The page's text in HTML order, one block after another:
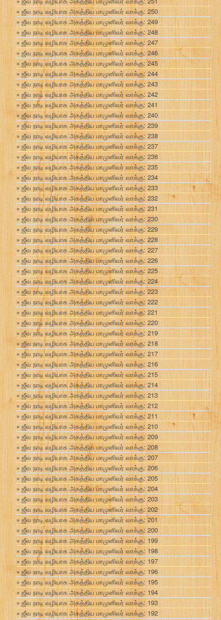
ஜீவ நாடி வழியாக அகத்திய மாமுனிவர் வாக்கு: 250
ஜீவ நாடி வழியாக அகத்திய மாமுனிவர் வாக்கு: 249
ஜீவ நாடி வழியாக அகத்திய மாமுனிவர் வாக்கு: 248
ஜீவ நாடி வழியாக அகத்திய மாமுனிவர் வாக்கு: 247
ஜீவ நாடி வழியாக அகத்திய மாமுனிவர் வாக்கு: 246
ஜீவ நாடி வழியாக அகத்திய மாமுனிவர் வாக்கு: 245
ஜீவ நாடி வழியாக அகத்திய மாமுனிவர் வாக்கு: 244
ஜீவ நாடி வழியாக அகத்திய மாமுனிவர் வாக்கு: 243
ஜீவ நாடி வழியாக அகத்திய மாமுனிவர் வாக்கு: 242
ஜீவ நாடி வழியாக அகத்திய மாமுனிவர் வாக்கு: 241
ஜீவ நாடி வழியாக அகத்திய மாமுனிவர் வாக்கு: 240
ஜீவ நாடி வழியாக அகத்திய மாமுனிவர் வாக்கு: 239
ஜீவ நாடி வழியாக அகத்திய மாமுனிவர் வாக்கு: 238
ஜீவ நாடி வழியாக அகத்திய மாமுனிவர் வாக்கு: 237
ஜீவ நாடி வழியாக அகத்திய மாமுனிவர் வாக்கு: 236
ஜீவ நாடி வழியாக அகத்திய மாமுனிவர் வாக்கு: 235
ஜீவ நாடி வழியாக அகத்திய மாமுனிவர் வாக்கு: 234
ஜீவ நாடி வழியாக அகத்திய மாமுனிவர் வாக்கு: 233
ஜீவ நாடி வழியாக அகத்திய மாமுனிவர் வாக்கு: 232
ஜீவ நாடி வழியாக அகத்திய மாமுனிவர் வாக்கு: 231
ஜீவ நாடி வழியாக அகத்திய மாமுனிவர் வாக்கு: 230
ஜீவ நாடி வழியாக அகத்திய மாமுனிவர் வாக்கு: 229
ஜீவ நாடி வழியாக அகத்திய மாமுனிவர் வாக்கு: 228
ஜீவ நாடி வழியாக அகத்திய மாமுனிவர் வாக்கு: 227
ஜீவ நாடி வழியாக அகத்திய மாமுனிவர் வாக்கு: 226
ஜீவ நாடி வழியாக அகத்திய மாமுனிவர் வாக்கு: 225
ஜீவ நாடி வழியாக அகத்திய மாமுனிவர் வாக்கு: 224
ஜீவ நாடி வழியாக அகத்திய மாமுனிவர் வாக்கு: 223
ஜீவ நாடி வழியாக அகத்திய மாமுனிவர் வாக்கு: 222
ஜீவ நாடி வழியாக அகத்திய மாமுனிவர் வாக்கு: 221
ஜீவ நாடி வழியாக அகத்திய மாமுனிவர் வாக்கு: 220
ஜீவ நாடி வழியாக அகத்திய மாமுனிவர் வாக்கு: 219
ஜீவ நாடி வழியாக அகத்திய மாமுனிவர் வாக்கு: 218
ஜீவ நாடி வழியாக அகத்திய மாமுனிவர் வாக்கு: 217
ஜீவ நாடி வழியாக அகத்திய மாமுனிவர் வாக்கு: 216
ஜீவ நாடி வழியாக அகத்திய மாமுனிவர் வாக்கு: 215
ஜீவ நாடி வழியாக அகத்திய மாமுனிவர் வாக்கு: 214
ஜீவ நாடி வழியாக அகத்திய மாமுனிவர் வாக்கு: 213
ஜீவ நாடி வழியாக அகத்திய மாமுனிவர் வாக்கு: 212
ஜீவ நாடி வழியாக அகத்திய மாமுனிவர் வாக்கு: 211
ஜீவ நாடி வழியாக அகத்திய மாமுனிவர் வாக்கு: 210
ஜீவ நாடி வழியாக அகத்திய மாமுனிவர் வாக்கு: 209
ஜீவ நாடி வழியாக அகத்திய மாமுனிவர் வாக்கு: 208
ஜீவ நாடி வழியாக அகத்திய மாமுனிவர் வாக்கு: 207
ஜீவ நாடி வழியாக அகத்திய மாமுனிவர் வாக்கு: 206
ஜீவ நாடி வழியாக அகத்திய மாமுனிவர் வாக்கு: 205
ஜீவ நாடி வழியாக அகத்திய மாமுனிவர் வாக்கு: 204
ஜீவ நாடி வழியாக அகத்திய மாமுனிவர் வாக்கு: 203
ஜீவ நாடி வழியாக அகத்திய மாமுனிவர் வாக்கு: 202
ஜீவ நாடி வழியாக அகத்திய மாமுனிவர் வாக்கு: 201
ஜீவ நாடி வழியாக அகத்திய மாமுனிவர் வாக்கு: 200
ஜீவ நாடி வழியாக அகத்திய மாமுனிவர் வாக்கு: 199
ஜீவ நாடி வழியாக அகத்திய மாமுனிவர் வாக்கு: 198
ஜீவ நாடி வழியாக அகத்திய மாமுனிவர் வாக்கு: 197
ஜீவ நாடி வழியாக அகத்திய மாமுனிவர் வாக்கு: 196
ஜீவ நாடி வழியாக அகத்திய மாமுனிவர் வாக்கு: 195
ஜீவ நாடி வழியாக அகத்திய மாமுனிவர் வாக்கு: 194
ஜீவ நாடி வழியாக அகத்திய மாமுனிவர் வாக்கு: 193
ஜீவ நாடி வழியாக அகத்திய மாமுனிவர் வாக்கு: 192